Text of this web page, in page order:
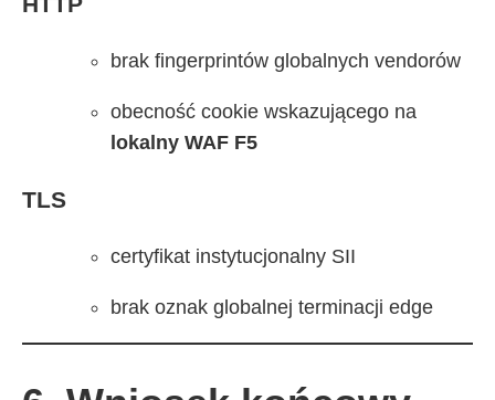
brak fingerprintów globalnych vendorów
obecność cookie wskazującego na
lokalny WAF F5
TLS
certyfikat instytucjonalny SII
brak oznak globalnej terminacji edge